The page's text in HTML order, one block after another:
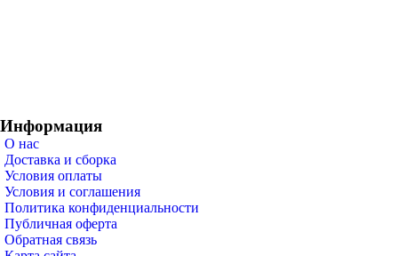
Информация
О нас
Доставка и сборка
Условия оплаты
Условия и соглашения
Политика конфиденциальности
Публичная оферта
Обратная связь